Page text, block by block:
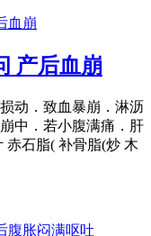
产后血崩
动．致血暴崩．淋沥
中．若小腹满痛．肝
赤石脂( 补骨脂(炒 木